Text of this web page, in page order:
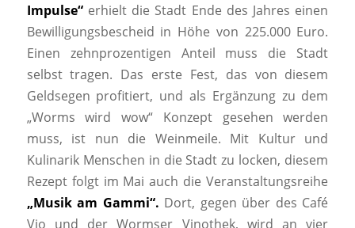
Impulse“ erhielt die Stadt Ende des Jahres einen
Bewilligungsbescheid in Höhe von 225.000 Euro.
Einen zehnprozentigen Anteil muss die Stadt
selbst tragen. Das erste Fest, das von diesem
Geldsegen profitiert, und als Ergänzung zu dem
„Worms wird wow“ Konzept gesehen werden
muss, ist nun die Weinmeile. Mit Kultur und
Kulinarik Menschen in die Stadt zu locken, diesem
Rezept folgt im Mai auch die Veranstaltungsreihe
„Musik am Gammi“. Dort, gegen über des Café
Vio und der Wormser Vinothek, wird an vier